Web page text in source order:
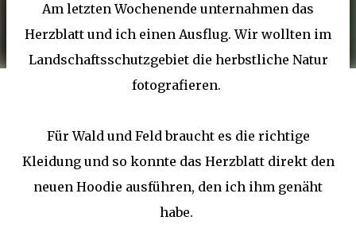
Am letzten Wochenende unternahmen das
Herzblatt und ich einen Ausflug. Wir wollten im
Landschaftsschutzgebiet die herbstliche Natur
fotografieren.
Für Wald und Feld braucht es die richtige
Kleidung und so konnte das Herzblatt direkt den
neuen Hoodie ausführen, den ich ihm genäht
habe.